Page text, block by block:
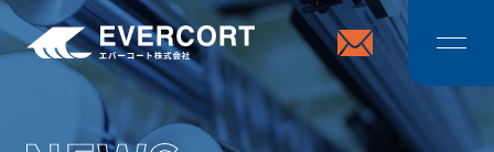
エバーコート株